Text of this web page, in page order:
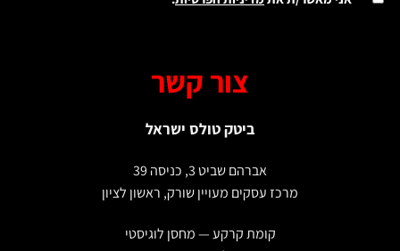
צור קשר
ביטק טולס ישראל
אברהם שביט 3, כניסה 39
מרכז עסקים מעויין שורק, ראשון לציון
קומת קרקע — מחסן לוגיסטי